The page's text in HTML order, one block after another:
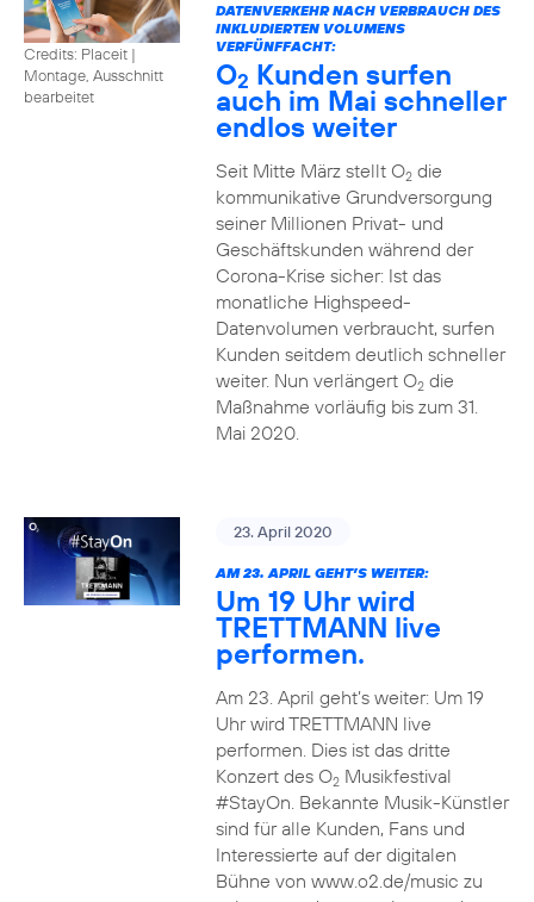
Credits: Placeit |
Montage, Ausschnitt
bearbeitet
DATENVERKEHR NACH VERBRAUCH DES
INKLUDIERTEN VOLUMENS
VERFÜNFFACHT:
O2 Kunden surfen
auch im Mai schneller
endlos weiter
Seit Mitte März stellt O2die
kommunikative Grundversorgung
seiner Millionen Privat- und
Geschäftskunden während der
Corona-Krise sicher: Ist das
monatliche Highspeed-
Datenvolumen verbraucht, surfen
Kunden seitdem deutlich schneller
weiter. Nun verlängert O2die
Maßnahme vorläufig bis zum 31.
Mai 2020.
23. April 2020
AM 23. APRIL GEHT’S WEITER:
Um 19 Uhr wird
TRETTMANN live
performen.
Am 23. April geht’s weiter: Um 19
Uhr wird TRETTMANN live
performen. Dies ist das dritte
Konzert des O2Musikfestival
#StayOn. Bekannte Musik-Künstler
sind für alle Kunden, Fans und
Interessierte auf der digitalen
Bühne von www.o2.de/music zu